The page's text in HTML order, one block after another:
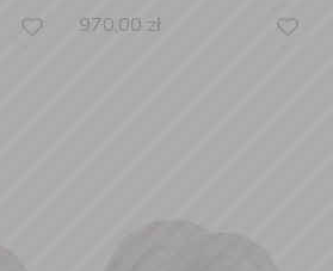
970,00 zł